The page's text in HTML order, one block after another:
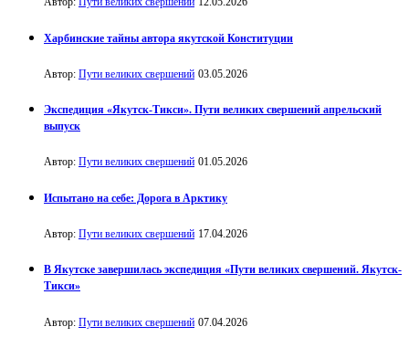
Харбинские тайны автора якутской Конституции
Автор: Пути великих свершений 03.05.2026
Экспедиция «Якутск-Тикси». Пути великих свершений апрельский
выпуск
Автор: Пути великих свершений 01.05.2026
Испытано на себе: Дорога в Арктику
Автор: Пути великих свершений 17.04.2026
В Якутске завершилась экспедиция «Пути великих свершений. Якутск-
Тикси»
Автор: Пути великих свершений 07.04.2026